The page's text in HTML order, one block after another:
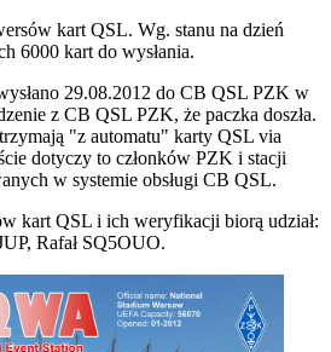
kart QSL. Wg. stanu na dzień
6000 kart do wysłania.
29.08.2012 do CB QSL PZK w
z CB QSL PZK, że paczka doszła.
"z automatu" karty QSL via
dotyczy to członków PZK i stacji
w systemie obsługi CB QSL.
kart QSL i ich weryfikacji biorą udział:
Rafał SQ5OUO.